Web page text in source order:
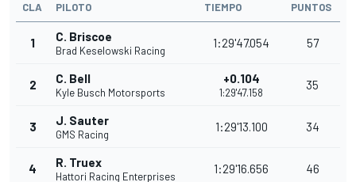
CLA PILOTO TIEMPO PUNTOS
1 C. Briscoe
Brad Keselowski Racing
1:29'47.054 57
2 C. Bell
Kyle Busch Motorsports
+0.104
1:29'47.158
35
3 J. Sauter
GMS Racing
1:29'13.100 34
4 R. Truex
Hattori Racing Enterprises
1:29'16.656 46